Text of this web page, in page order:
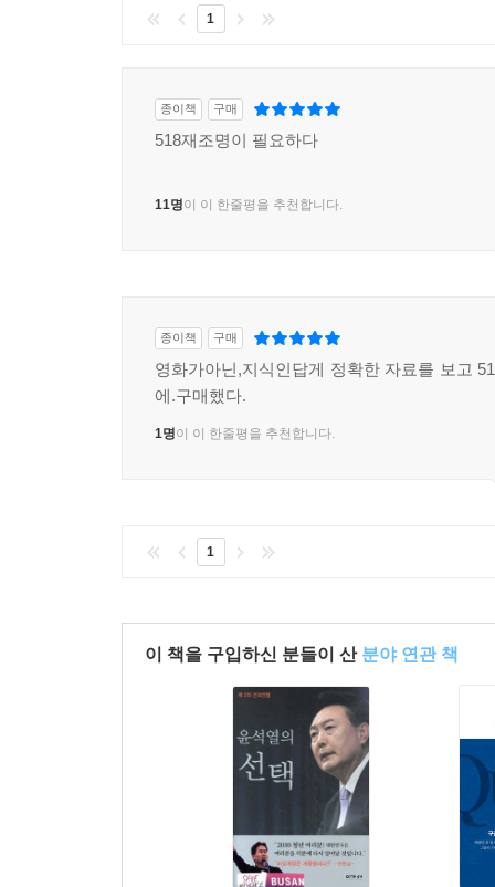
1
종이책 구매
518재조명이 필요하다
11명이 이 한줄평을 추천합니다.
종이책 구매
영화가아닌,지식인답게 정확한 자료를 보고
에.구매했다.
1명이 이 한줄평을 추천합니다.
1
이 책을 구입하신 분들이 산 분야 연관 책